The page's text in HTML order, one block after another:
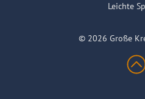
Leichte
© 2026 Große